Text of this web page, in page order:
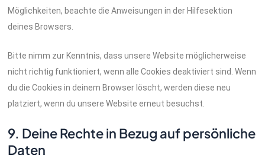
Möglichkeiten, beachte die Anweisungen in der Hilfesektion
deines Browsers.
Bitte nimm zur Kenntnis, dass unsere Website möglicherweise
nicht richtig funktioniert, wenn alle Cookies deaktiviert sind. Wenn
du die Cookies in deinem Browser löscht, werden diese neu
platziert, wenn du unsere Website erneut besuchst.
9. Deine Rechte in Bezug auf persönliche
Daten